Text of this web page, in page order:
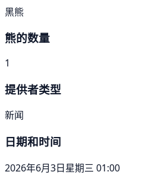
黑熊
熊的数量
1
提供者类型
新闻
日期和时间
2026年6月3日星期三 01:00